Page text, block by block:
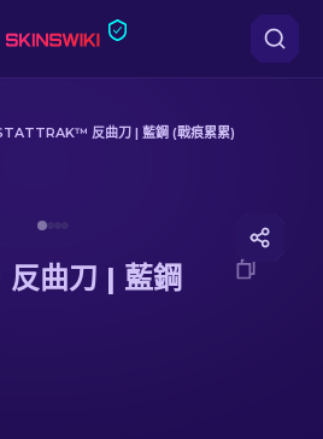
反曲刀 | 藍鋼 (戰痕累累)
曲刀 | 藍鋼